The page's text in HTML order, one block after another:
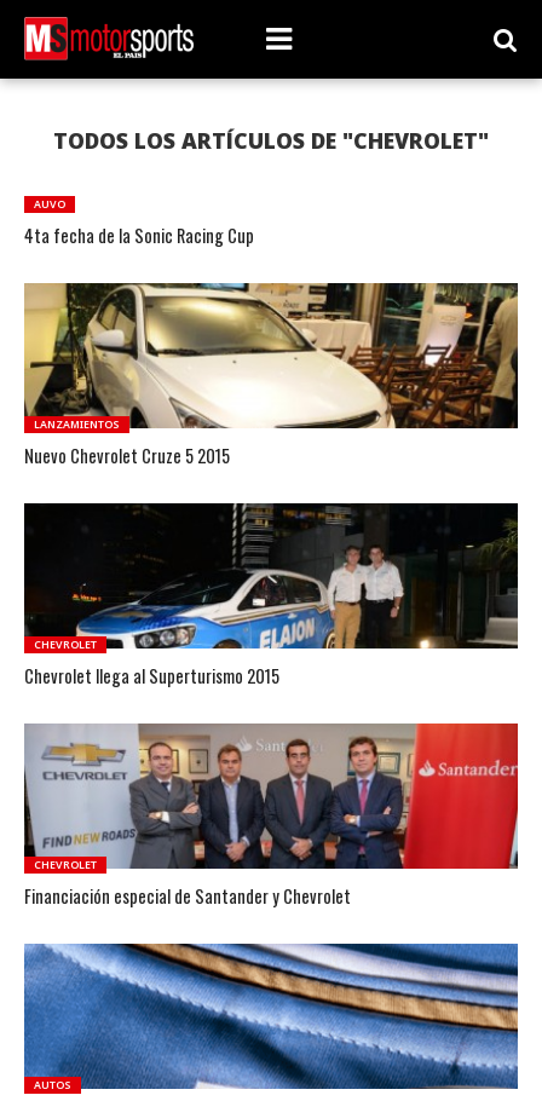
TODOS LOS ARTÍCULOS DE "CHEVROLET"
AUVO
4ta fecha de la Sonic Racing Cup
LANZAMIENTOS
Nuevo Chevrolet Cruze 5 2015
CHEVROLET
Chevrolet llega al Superturismo 2015
CHEVROLET
Financiación especial de Santander y Chevrolet
AUTOS